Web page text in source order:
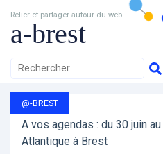
Relier et partager autour du web
a-brest
@-BREST
A vos agendas : du 30 juin
Atlantique à Brest